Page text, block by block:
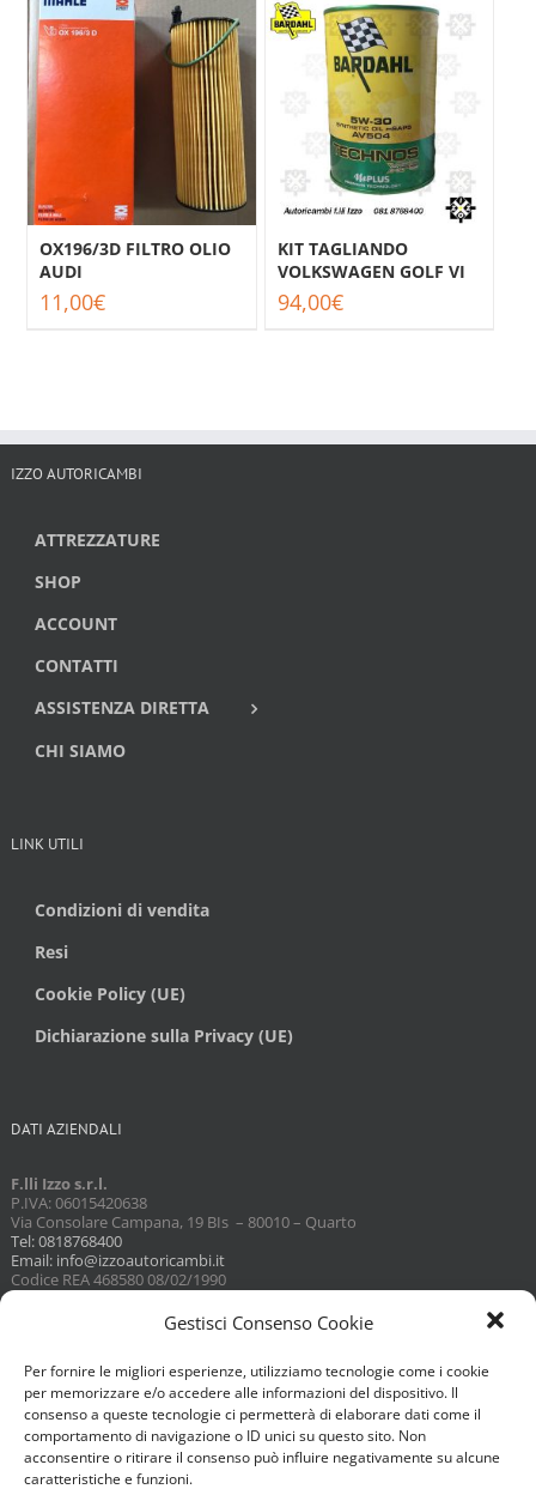
Gestisci Consenso Cookie
Per fornire le migliori esperienze, utilizziamo tecnologie come i cookie
per memorizzare e/o accedere alle informazioni del dispositivo. Il
consenso a queste tecnologie ci permetterà di elaborare dati come il
comportamento di navigazione o ID unici su questo sito. Non
acconsentire o ritirare il consenso può influire negativamente su alcune
caratteristiche e funzioni.
era:
18,00€.
è:
7,00€.
OX196/3D FILTRO OLIO
AUDI
11,00€
KIT TAGLIANDO
VOLKSWAGEN GOLF VI
94,00€
IZZO AUTORICAMBI
ATTREZZATURE
SHOP
ACCOUNT
CONTATTI
ASSISTENZA DIRETTA
CHI SIAMO
LINK UTILI
Condizioni di vendita
Resi
Cookie Policy (UE)
Dichiarazione sulla Privacy (UE)
DATI AZIENDALI
F.lli Izzo s.r.l.
P.IVA: 06015420638
Via Consolare Campana, 19 BIs – 80010 – Quarto
Tel: 0818768400
Email: info@izzoautoricambi.it
Codice REA 468580 08/02/1990
Capitale sociale 3098,74